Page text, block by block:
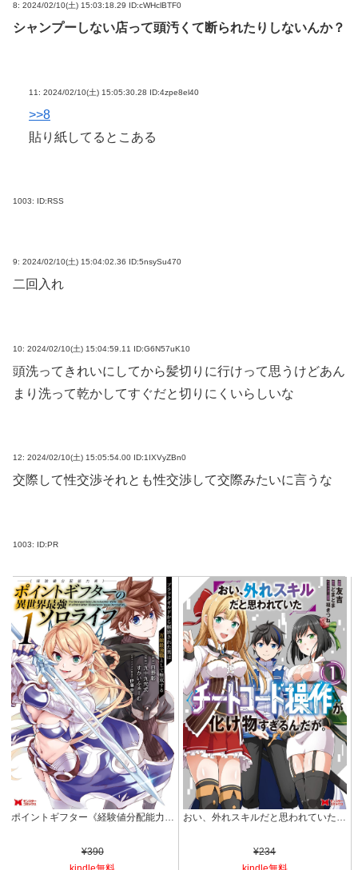
8: 2024/02/10(土) 15:03:18.29 ID:cWHclBTF0
シャンプーしない店って頭汚くて断られたりしないんか？
11: 2024/02/10(土) 15:05:30.28 ID:4zpe8el40
>>8
貼り紙してるとこある
1003: ID:RSS
9: 2024/02/10(土) 15:04:02.36 ID:5nsySu470
二回入れ
10: 2024/02/10(土) 15:04:59.11 ID:G6N57uK10
頭洗ってきれいにしてから髪切りに行けって思うけどあん
まり洗って乾かしてすぐだと切りにくいらしいな
12: 2024/02/10(土) 15:05:54.00 ID:1IXVyZBn0
交際して性交渉それとも性交渉して交際みたいに言うな
1003: ID:PR
ポイントギフター《経験値分配能力者》の異世界最強ソロライフ ～ブラックギルドから解放された男は万能最強職として無双する～（コミック） ： 1 (モンスターコミックス)
¥390
おい、外れスキルだと思われていた《チートコード操作》が化け物すぎるんだが。（コミック） ： 1 (モンスターコミックス)
¥234